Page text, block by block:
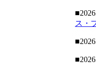
ス・